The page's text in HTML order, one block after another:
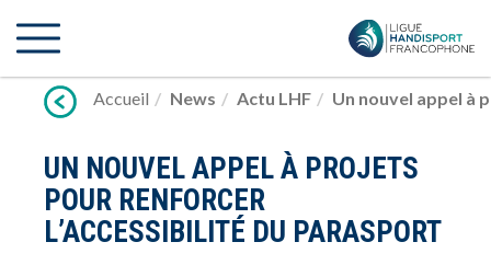
vers
Accueil
News Actu LHF Un nouvel appel à
UN NOUVEL APPEL À PROJETS
POUR RENFORCER
L’ACCESSIBILITÉ DU PARASPORT